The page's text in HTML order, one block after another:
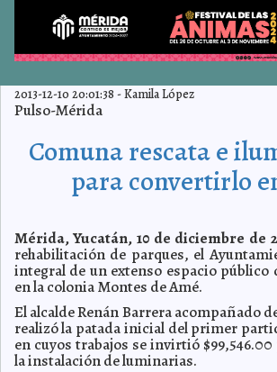
2013-12-10 20:01:38 -Kamila López
Pulso-Mérida
Comuna rescata e
para convertirlo
Mérida, Yucatán, 10 de diciembre de
rehabilitación de parques, el
integral de un extenso espacio
en la colonia Montes de Amé.
El alcalde Renán Barrera acompañado
realizó la patada inicial del primer
en cuyos trabajos se invirtió
la instalación de luminarias.